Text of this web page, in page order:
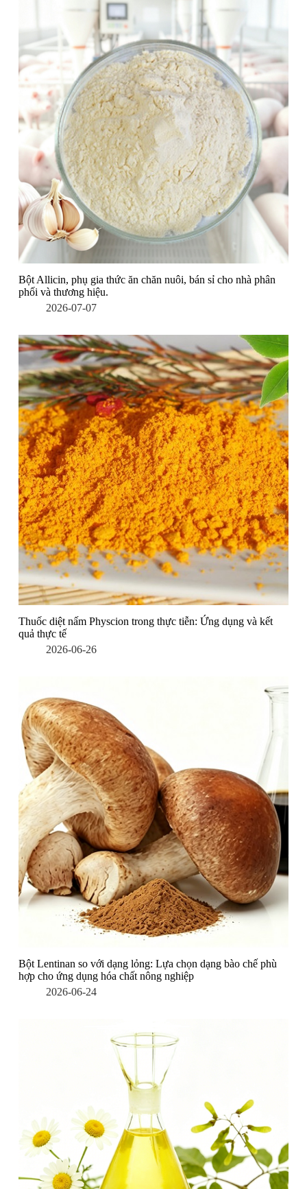
Bột Allicin, phụ gia thức ăn chăn nuôi, bán sỉ cho nhà phân
phối và thương hiệu.
2026-07-07
Thuốc diệt nấm Physcion trong thực tiễn: Ứng dụng và kết
quả thực tế
2026-06-26
Bột Lentinan so với dạng lỏng: Lựa chọn dạng bào chế phù
hợp cho ứng dụng hóa chất nông nghiệp
2026-06-24